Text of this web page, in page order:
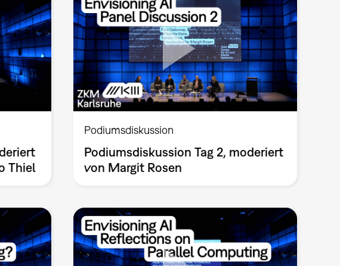
Thiel
Podiumsdiskussion
Podiumsdiskussion Tag 2, moderiert
von Margit Rosen